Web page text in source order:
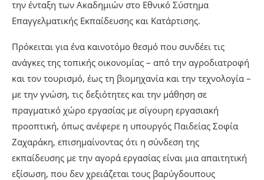
την ένταξη των Ακαδημιών στο Εθνικό Σύστημα
Επαγγελματικής Εκπαίδευσης και Κατάρτισης.
Πρόκειται για ένα καινοτόμο θεσμό που συνδέει τις
ανάγκες της τοπικής οικονομίας – από την αγροδιατροφή
και τον τουρισμό, έως τη βιομηχανία και την τεχνολογία –
με την γνώση, τις δεξιότητες και την μάθηση σε
πραγματικό χώρο εργασίας με σίγουρη εργασιακή
προοπτική, όπως ανέφερε η υπουργός Παιδείας Σοφία
Ζαχαράκη, επισημαίνοντας ότι η σύνδεση της
εκπαίδευσης με την αγορά εργασίας είναι μια απαιτητική
εξίσωση, που δεν χρειάζεται τους βαρύγδουπους